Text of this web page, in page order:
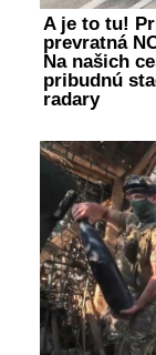
A je to tu!
prevratná
Na našich
pribudnú
radary